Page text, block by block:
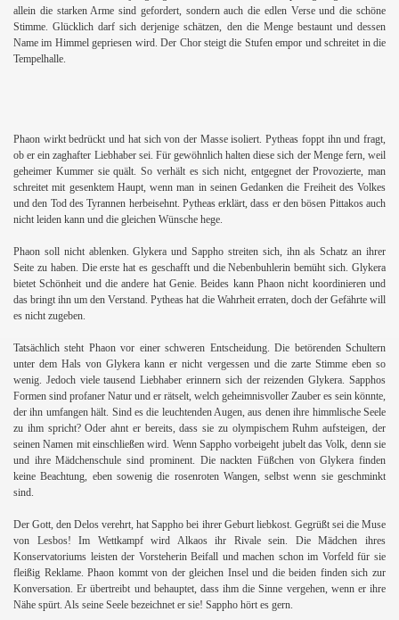
allein die starken Arme sind gefordert, sondern auch die edlen Verse und die schöne
Stimme. Glücklich darf sich derjenige schätzen, den die Menge bestaunt und dessen
Name im Himmel gepriesen wird. Der Chor steigt die Stufen empor und schreitet in die
Tempelhalle.
Phaon wirkt bedrückt und hat sich von der Masse isoliert. Pytheas foppt ihn und fragt,
ob er ein zaghafter Liebhaber sei. Für gewöhnlich halten diese sich der Menge fern, weil
geheimer Kummer sie quält. So verhält es sich nicht, entgegnet der Provozierte, man
schreitet mit gesenktem Haupt, wenn man in seinen Gedanken die Freiheit des Volkes
und den Tod des Tyrannen herbeisehnt. Pytheas erklärt, dass er den bösen Pittakos auch
nicht leiden kann und die gleichen Wünsche hege.
Phaon soll nicht ablenken. Glykera und Sappho streiten sich, ihn als Schatz an ihrer
Seite zu haben. Die erste hat es geschafft und die Nebenbuhlerin bemüht sich. Glykera
bietet Schönheit und die andere hat Genie. Beides kann Phaon nicht koordinieren und
das bringt ihn um den Verstand. Pytheas hat die Wahrheit erraten, doch der Gefährte will
es nicht zugeben.
Tatsächlich steht Phaon vor einer schweren Entscheidung. Die betörenden Schultern
unter dem Hals von Glykera kann er nicht vergessen und die zarte Stimme eben so
wenig. Jedoch viele tausend Liebhaber erinnern sich der reizenden Glykera. Sapphos
Formen sind profaner Natur und er rätselt, welch geheimnisvoller Zauber es sein könnte,
der ihn umfangen hält. Sind es die leuchtenden Augen, aus denen ihre himmlische Seele
zu ihm spricht? Oder ahnt er bereits, dass sie zu olympischem Ruhm aufsteigen, der
seinen Namen mit einschließen wird. Wenn Sappho vorbeigeht jubelt das Volk, denn sie
und ihre Mädchenschule sind prominent. Die nackten Füßchen von Glykera finden
keine Beachtung, eben sowenig die rosenroten Wangen, selbst wenn sie geschminkt
sind.
Der Gott, den Delos verehrt, hat Sappho bei ihrer Geburt liebkost. Gegrüßt sei die Muse
von Lesbos! Im Wettkampf wird Alkaos ihr Rivale sein. Die Mädchen ihres
Konservatoriums leisten der Vorsteherin Beifall und machen schon im Vorfeld für sie
fleißig Reklame. Phaon kommt von der gleichen Insel und die beiden finden sich zur
Konversation. Er übertreibt und behauptet, dass ihm die Sinne vergehen, wenn er ihre
Nähe spürt. Als seine Seele bezeichnet er sie! Sappho hört es gern.